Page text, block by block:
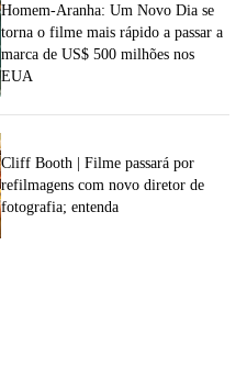
Homem-Aranha: Um Novo Dia se
torna o filme mais rápido a passar a
marca de US$ 500 milhões nos
EUA
Cliff Booth | Filme passará por
refilmagens com novo diretor de
fotografia; entenda